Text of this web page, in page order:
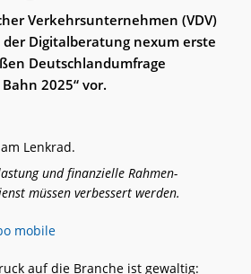
Verkehrsunternehmen (VDV)
Digitalberatung nexum erste
Deutschlandumfrage
2025“ vor.
und finanzielle Rahmen-
müssen verbessert werden.
auf die Branche ist gewaltig: